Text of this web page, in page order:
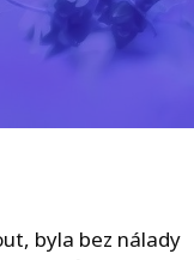
byla bez nálady